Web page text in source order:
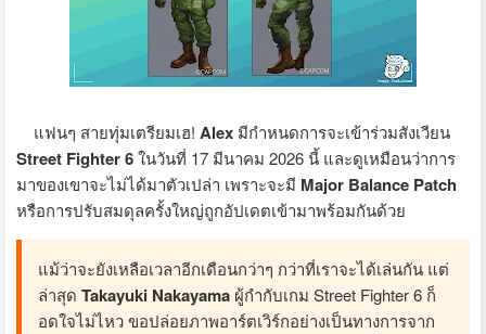
แฟนๆ สายทุ่มเตรียมเฮ! Alex มีกำหนดการจะเข้าร่วมสังเวียน
Street Fighter 6ในวันที่ 17 มีนาคม 2026 นี้ และดูเหมือนว่าการ
มาของเขาจะไม่ได้มาตัวเปล่า เพราะจะมี Major Balance Patch
หรือการปรับสมดุลครั้งใหญ่ถูกอัปเดตเข้ามาพร้อมกันด้วย
แม้ว่าจะยังเหลือเวลาอีกเดือนกว่าๆ กว่าที่เราจะได้เล่นกัน แต่
ล่าสุด Takayuki Nakayama ผู้กำกับเกม Street Fighter 6 ก็
อดใจไม่ไหว ขอปล่อยภาพอาร์ตเวิร์กอย่างเป็นทางการจาก